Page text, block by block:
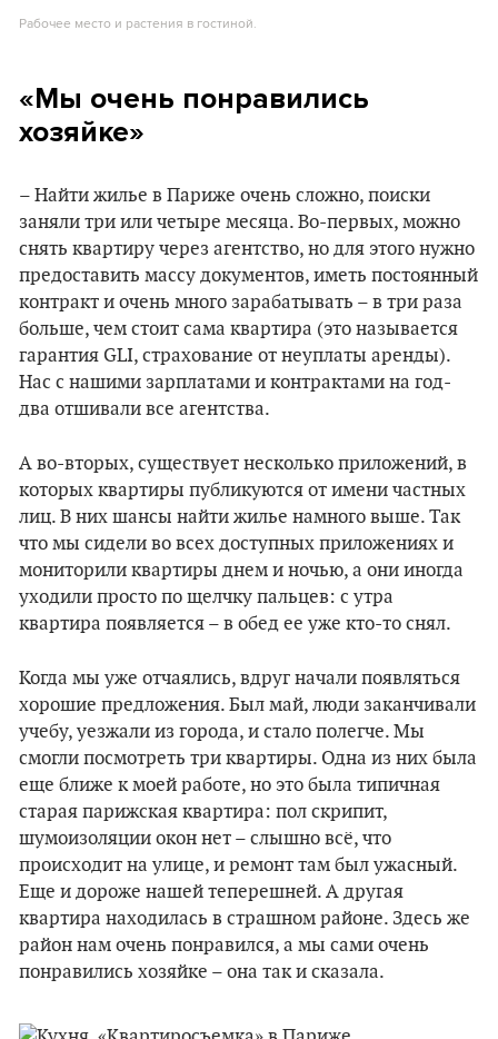
Рабочее место и растения в гостиной.
«Мы очень понравились
хозяйке»
– Найти жилье в Париже очень сложно, поиски
заняли три или четыре месяца. Во-первых, можно
снять квартиру через агентство, но для этого нужно
предоставить массу документов, иметь постоянный
контракт и очень много зарабатывать – в три раза
больше, чем стоит сама квартира (это называется
гарантия GLI, страхование от неуплаты аренды).
Нас с нашими зарплатами и контрактами на год-
два отшивали все агентства.
А во-вторых, существует несколько приложений, в
которых квартиры публикуются от имени частных
лиц. В них шансы найти жилье намного выше. Так
что мы сидели во всех доступных приложениях и
мониторили квартиры днем и ночью, а они иногда
уходили просто по щелчку пальцев: с утра
квартира появляется – в обед ее уже кто-то снял.
Когда мы уже отчаялись, вдруг начали появляться
хорошие предложения. Был май, люди заканчивали
учебу, уезжали из города, и стало полегче. Мы
смогли посмотреть три квартиры. Одна из них была
еще ближе к моей работе, но это была типичная
старая парижская квартира: пол скрипит,
шумоизоляции окон нет – слышно всё, что
происходит на улице, и ремонт там был ужасный.
Еще и дороже нашей теперешней. А другая
квартира находилась в страшном районе. Здесь же
район нам очень понравился, а мы сами очень
понравились хозяйке – она так и сказала.